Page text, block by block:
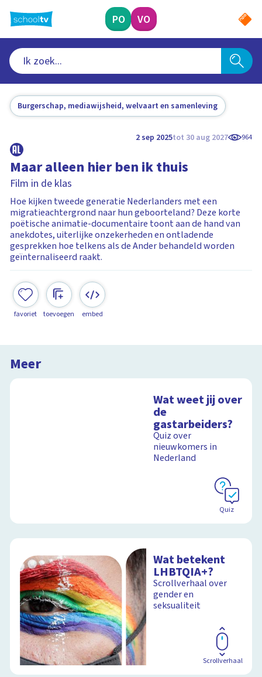
naar
hoofdinhoud
PO VO
Burgerschap, mediawijsheid, welvaart en samenleving
2 sep 2025tot 30 aug 2027 964
Maar alleen hier ben ik thuis
Film in de klas
Hoe kijken tweede generatie Nederlanders met een
migratieachtergrond naar hun geboorteland? Deze korte
poëtische animatie-documentaire toont aan de hand van
anekdotes, uiterlijke onzekerheden en ontladende
gesprekken hoe telkens als de Ander behandeld worden
geïnternaliseerd raakt.
favoriet toevoegen embed
Meer
Wat weet jij over
de
gastarbeiders?
Quiz over
nieuwkomers in
Nederland
Quiz
Wat betekent
LHBTQIA+?
Scrollverhaal over
gender en
seksualiteit
Scrollverhaal